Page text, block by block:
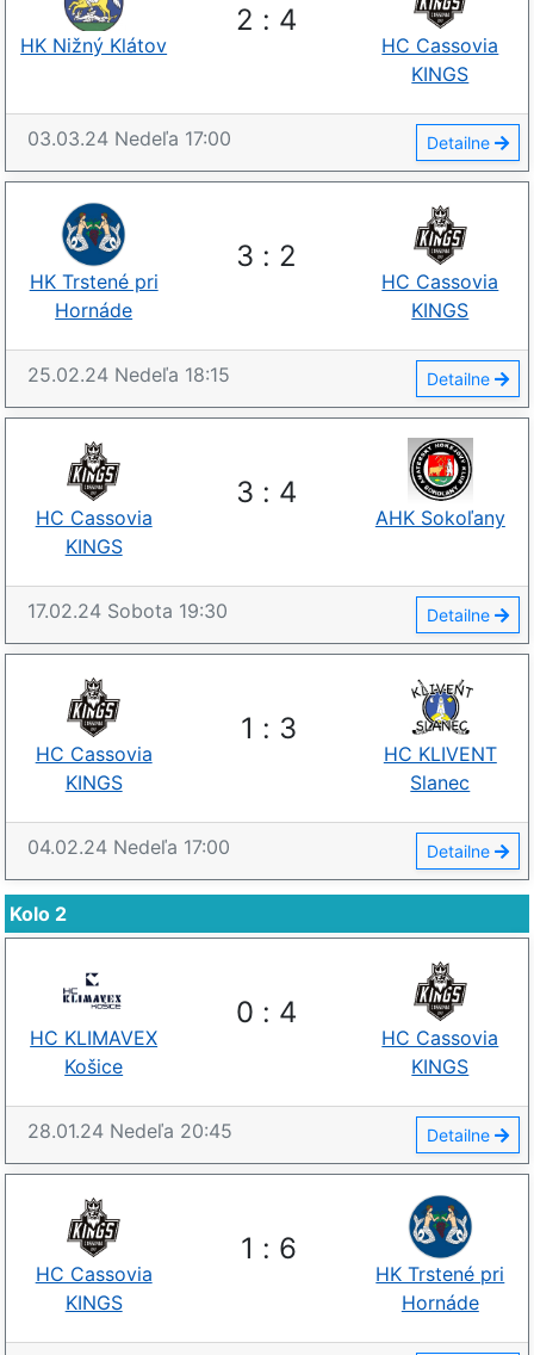
2 : 4
HK Nižný Klátov
HC Cassovia
KINGS
03.03.24 Nedeľa 17:00 Detailne
3 : 2
HK Trstené pri
Hornáde
HC Cassovia
KINGS
25.02.24 Nedeľa 18:15 Detailne
3 : 4
HC Cassovia
KINGS
AHK Sokoľany
17.02.24 Sobota 19:30 Detailne
1 : 3
HC Cassovia
KINGS
HC KLIVENT
Slanec
04.02.24 Nedeľa 17:00 Detailne
Kolo 2
0 : 4
HC KLIMAVEX
Košice
HC Cassovia
KINGS
28.01.24 Nedeľa 20:45 Detailne
1 : 6
HC Cassovia
KINGS
HK Trstené pri
Hornáde